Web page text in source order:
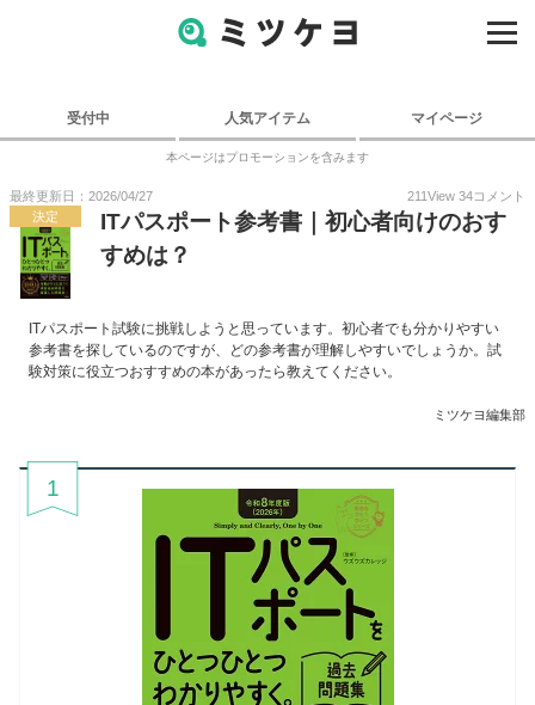
受付中 人気アイテム マイページ
本ページはプロモーションを含みます
最終更新日：2026/04/27 211View 34コメント
決定
ITパスポート参考書｜初心者向けのおす
すめは？
ITパスポート試験に挑戦しようと思っています。初心者でも分かりやすい
参考書を探しているのですが、どの参考書が理解しやすいでしょうか。試
験対策に役立つおすすめの本があったら教えてください。
ミツケヨ編集部
1